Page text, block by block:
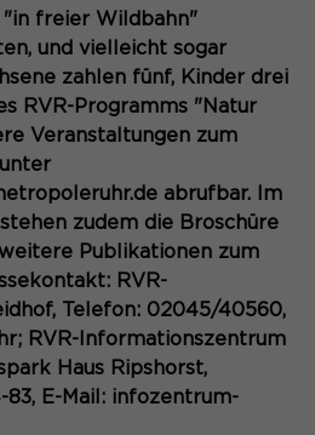
damit Ihr Besuch auf der
angenehm und flüssig wird:
es der Website, Sie
und somit Ihre Sitzung
halten. Es speichert bei
Login für einen
Bereich die Benutzer-
Wert (sog.
zum entsprechenden
des Nutzers.
anonymen
eines Besuchers.
die automatische
Inhalte durch GTranslate.
Inc.
die vom Nutzer gewählte
für die automatische
"in freier Wildbahn"
und vielleicht sogar
zahlen fünf, Kinder drei
RVR-Programms "Natur
Veranstaltungen zum
abrufbar. Im
zudem die Broschüre
Publikationen zum
RVR-
Telefon: 02045/40560,
RVR-Informationszentrum
Haus Ripshorst,
83, E-Mail: infozentrum-